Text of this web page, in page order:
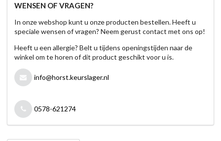
WENSEN OF VRAGEN?
In onze webshop kunt u onze producten bestellen. Heeft u
speciale wensen of vragen? Neem gerust contact met ons op!
Heeft u een allergie? Belt u tijdens openingstijden naar de
winkel om te horen of dit product geschikt voor u is.
info@horst.keurslager.nl
0578-621274